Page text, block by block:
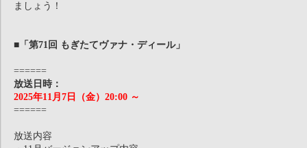
ましょう！
■「第71回 もぎたてヴァナ・ディール」
======
放送日時：
2025年11月7日（金）20:00 ～
======
放送内容